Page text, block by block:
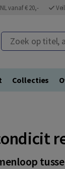
vanaf € 20,-
Zoek op titel,
Collecties